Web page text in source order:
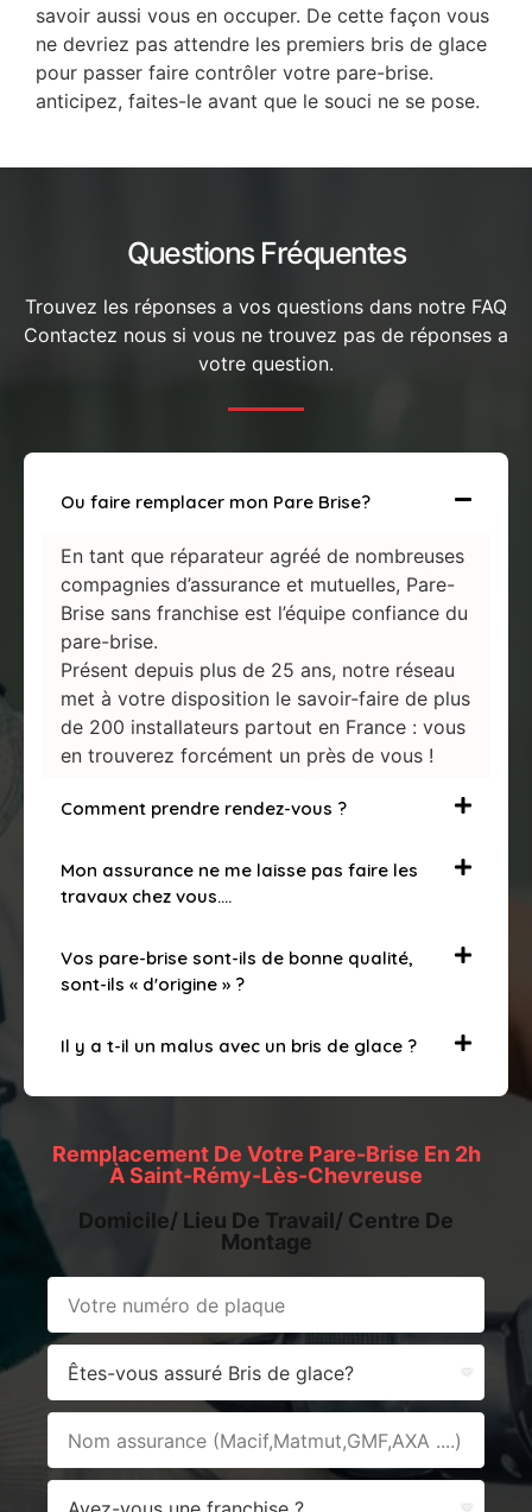
savoir aussi vous en occuper. De cette façon vous
ne devriez pas attendre les premiers bris de glace
pour passer faire contrôler votre pare-brise.
anticipez, faites-le avant que le souci ne se pose.
Questions Fréquentes
Trouvez les réponses a vos questions dans notre FAQ
Contactez nous si vous ne trouvez pas de réponses a
votre question.
Ou faire remplacer mon Pare Brise?
En tant que réparateur agréé de nombreuses
compagnies d’assurance et mutuelles, Pare-
Brise sans franchise est l’équipe confiance du
pare-brise.
Présent depuis plus de 25 ans, notre réseau
met à votre disposition le savoir-faire de plus
de 200 installateurs partout en France : vous
en trouverez forcément un près de vous !
Comment prendre rendez-vous ?
Mon assurance ne me laisse pas faire les
travaux chez vous….
Vos pare-brise sont-ils de bonne qualité,
sont-ils « d'origine » ?
Il y a t-il un malus avec un bris de glace ?
Remplacement De Votre Pare-Brise En 2h
À Saint-Rémy-Lès-Chevreuse
Domicile/ Lieu De Travail/ Centre De
Montage